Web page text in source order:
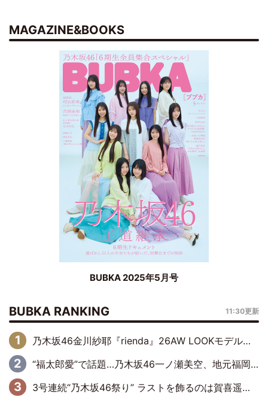
MAGAZINE&BOOKS
BUBKA 2025年5月号
BUBKA RANKING 11:30更新
乃木坂46金川紗耶『rienda』26AW LOOKモデルに就任
“福太郎愛”で話題…乃木坂46一ノ瀬美空、地元福岡『めんべい25周年トップサポーター』に就任
3号連続“乃木坂46祭り” ラストを飾るのは賀喜遥香…5年ぶりの登場に「5年分大人になった私を見ていただけたら」